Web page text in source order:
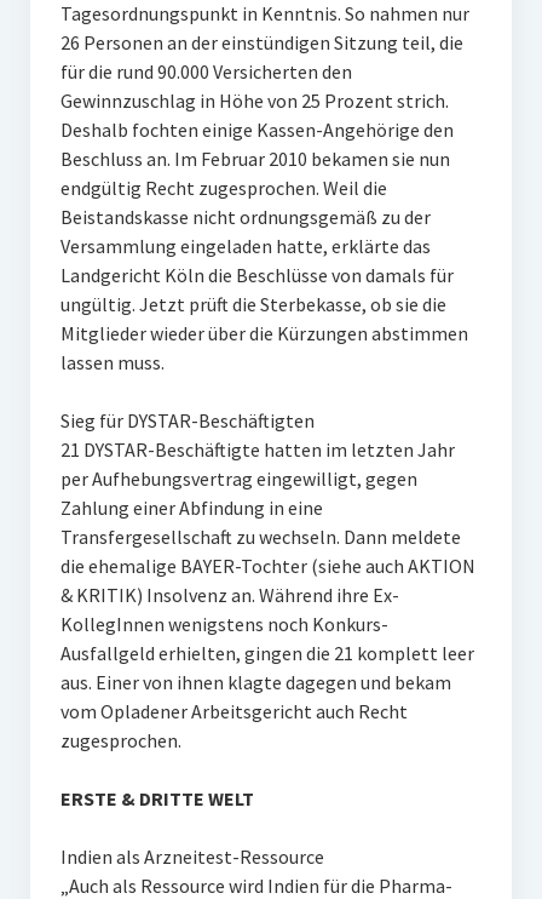
Tagesordnungspunkt in Kenntnis. So nahmen nur
26 Personen an der einstündigen Sitzung teil, die
für die rund 90.000 Versicherten den
Gewinnzuschlag in Höhe von 25 Prozent strich.
Deshalb fochten einige Kassen-Angehörige den
Beschluss an. Im Februar 2010 bekamen sie nun
endgültig Recht zugesprochen. Weil die
Beistandskasse nicht ordnungsgemäß zu der
Versammlung eingeladen hatte, erklärte das
Landgericht Köln die Beschlüsse von damals für
ungültig. Jetzt prüft die Sterbekasse, ob sie die
Mitglieder wieder über die Kürzungen abstimmen
lassen muss.
Sieg für DYSTAR-Beschäftigten
21 DYSTAR-Beschäftigte hatten im letzten Jahr
per Aufhebungsvertrag eingewilligt, gegen
Zahlung einer Abfindung in eine
Transfergesellschaft zu wechseln. Dann meldete
die ehemalige BAYER-Tochter (siehe auch AKTION
& KRITIK) Insolvenz an. Während ihre Ex-
KollegInnen wenigstens noch Konkurs-
Ausfallgeld erhielten, gingen die 21 komplett leer
aus. Einer von ihnen klagte dagegen und bekam
vom Opladener Arbeitsgericht auch Recht
zugesprochen.
ERSTE & DRITTE WELT
Indien als Arzneitest-Ressource
„Auch als Ressource wird Indien für die Pharma-